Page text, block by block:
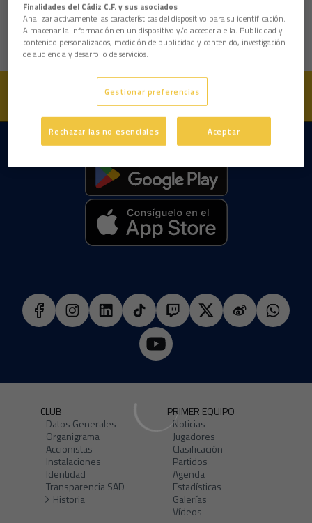
DESCARGAR LA APP AHORA
CLUB
Datos Generales
Organigrama
Accionistas
Instalaciones
Identidad
Transparencia SAD
Historia
PRIMER EQUIPO
Noticias
Jugadores
Clasificación
Partidos
Agenda
Estadísticas
Galerías
Vídeos
Finalidades del Cádiz C.F. y sus asociados
Analizar activamente las características del dispositivo para su identificación.
Almacenar la información en un dispositivo y/o acceder a ella. Publicidad y
contenido personalizados, medición de publicidad y contenido, investigación
de audiencia y desarrollo de servicios.
Gestionar preferencias
Rechazar las no esenciales Aceptar